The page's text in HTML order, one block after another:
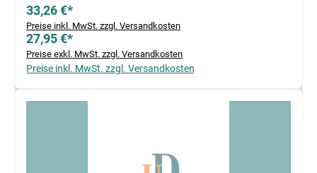
33,26 €*
Preise inkl. MwSt. zzgl. Versandkosten
27,95 €*
Preise exkl. MwSt. zzgl. Versandkosten
Preise inkl. MwSt. zzgl. Versandkosten